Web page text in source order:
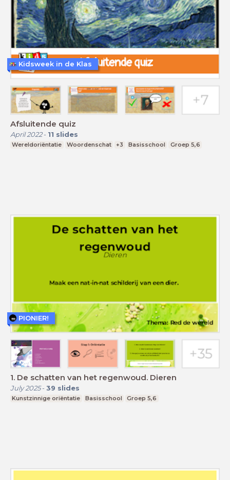
Afsluitende quiz
April 2022- 11 slides
Wereldoriëntatie Woordenschat +3 Basisschool Groep 5,6
Kidsweek in de Klas
1. De schatten van het regenwoud. Dieren
July 2025- 39 slides
Kunstzinnige oriëntatie Basisschool Groep 5,6
PIONIER!